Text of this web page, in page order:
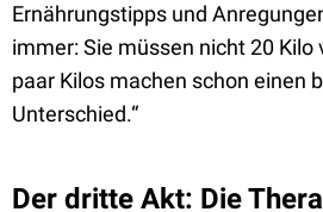
Ernährungstipps und
immer: Sie müssen nicht 20 Kilo
paar Kilos machen schon einen
Unterschied.“
Der dritte Akt: Die